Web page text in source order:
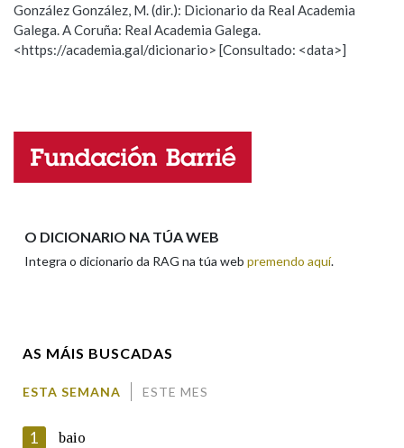
Observación Hai un erro na palabra
Propoño mellorar a definición
Nome
González González, M. (dir.): Dicionario da Real Academia
Galega. A Coruña: Real Academia Galega.
<https://academia.gal/dicionario> [Consultado: <data>]
O DICIONARIO NA TÚA WEB
Integra o dicionario da RAG na túa web premendo aquí.
AS MÁIS BUSCADAS
ESTA SEMANA ESTE MES
1 baio